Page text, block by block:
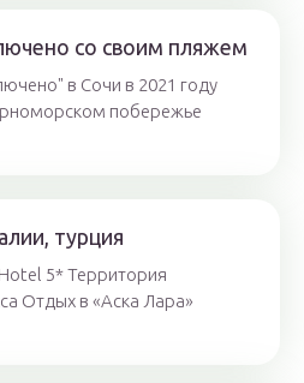
со своим пляжем
в Сочи в 2021 году
побережье
турция
5* Территория
Отдых в «Аска Лара»